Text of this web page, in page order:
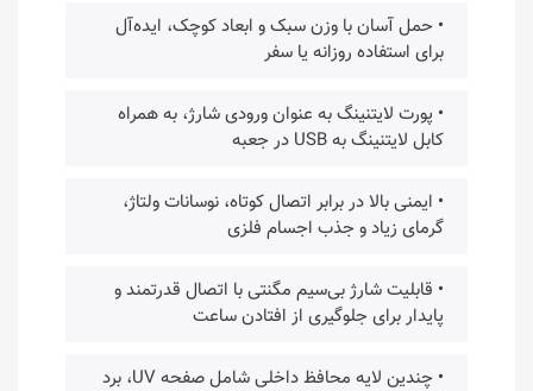
• حمل آسان با وزن سبک و ابعاد کوچک، ایده‌آل
برای استفاده روزانه یا سفر
• پورت لایتنینگ به عنوان ورودی شارژ، به همراه
کابل لایتنینگ به USB در جعبه
• ایمنی بالا در برابر اتصال کوتاه، نوسانات ولتاژ،
گرمای زیاد و جذب اجسام فلزی
• قابلیت شارژ بی‌سیم مگنتی با اتصال قدرتمند و
پایدار برای جلوگیری از افتادن ساعت
• چندین لایه محافظ داخلی شامل صفحه UV، برد